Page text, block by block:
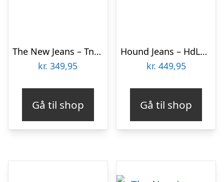
The New Jeans – TnBern – Baggy Fit – Unwashed Blue Denim
kr. 349,95
Gå til shop
Hound Jeans – HdLoui – Baggy – Blue Denim
kr. 449,95
Gå til shop